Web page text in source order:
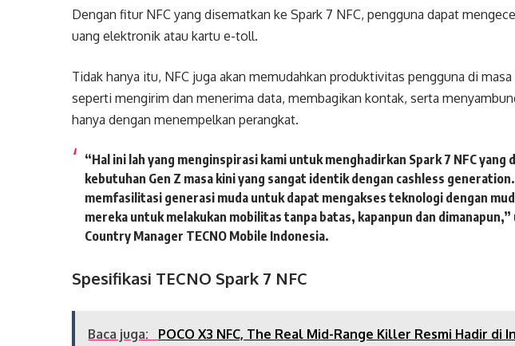
Dengan fitur NFC yang disematkan ke Spark 7 NFC, pengguna dapat
uang elektronik atau kartu e-toll.
Tidak hanya itu, NFC juga akan memudahkan produktivitas pengguna di
seperti mengirim dan menerima data, membagikan kontak, serta
hanya dengan menempelkan perangkat.
“Hal ini lah yang menginspirasi kami untuk menghadirkan Spark 7 NFC yang
kebutuhan Gen Z masa kini yang sangat identik dengan cashless
memfasilitasi generasi muda untuk dapat mengakses teknologi dengan
mereka untuk melakukan mobilitas tanpa batas, kapanpun dan dimanapun,”
Country Manager TECNO Mobile Indonesia.
Spesifikasi TECNO Spark 7 NFC
Baca juga: POCO X3 NFC, The Real Mid-Range Killer Resmi Hadir di